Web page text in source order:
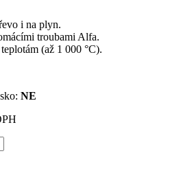
i na plyn.
troubami Alfa.
(až 1 000 °C).
NE